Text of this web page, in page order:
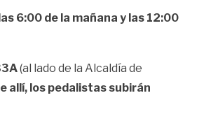
6:00 de la mañana y las 12:00
(al lado de la Alcaldía de
allí, los pedalistas subirán